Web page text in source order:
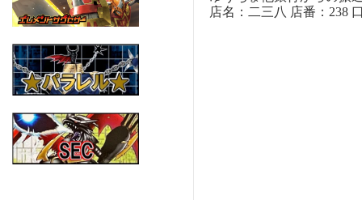
店名：二三八 店番：238